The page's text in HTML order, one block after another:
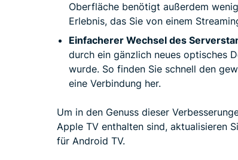
Oberfläche benötigt außerdem
Erlebnis, das Sie von einem
Einfacherer Wechsel des
durch ein gänzlich neues optisches
wurde. So finden Sie schnell den
eine Verbindung her.
Um in den Genuss dieser
Apple TV enthalten sind, aktualisieren
für Android TV.